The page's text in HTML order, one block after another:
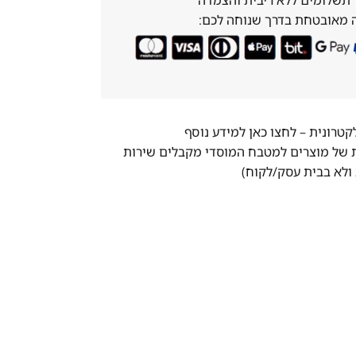
מאובטחת בדרך שנוחה לכם:
–לחצו כאן למידע נוסף
של מוצרים למטבח המוסדי מקבלים שירות
בבית עסק/לקוח)